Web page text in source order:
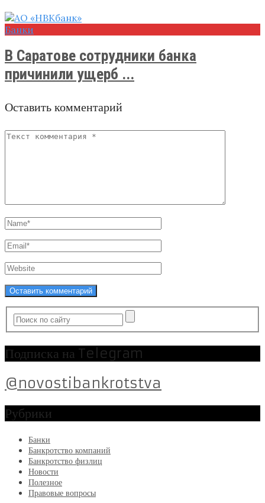
Банки
В Саратове сотрудники банка
причинили ущерб ...
Оставить комментарий
Подписка на Telegram
@novostibankrotstva
Рубрики
Банки
Банкротство компаний
Банкротство физлиц
Новости
Полезное
Правовые вопросы